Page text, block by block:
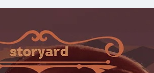
คือการรุกราน ไล่ต้
แห่งอเมริกาเหนื
ป่าไม้ ฝูงสัตว์ ก่อนจ
หมู่ชาวอินเดียนครั้ง